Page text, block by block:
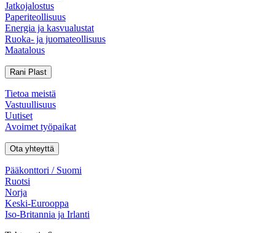
Jatkojalostus
Paperiteollisuus
Energia ja kasvualustat
Ruoka- ja juomateollisuus
Maatalous
Rani Plast
Tietoa meistä
Vastuullisuus
Uutiset
Avoimet työpaikat
Ota yhteyttä
Pääkonttori / Suomi
Ruotsi
Norja
Keski-Eurooppa
Iso-Britannia ja Irlanti